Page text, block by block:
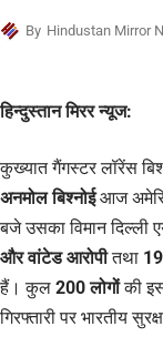
By Hindustan Mirror
हिन्दुस्तान मिरर न्यूज:
कुख्यात गैंगस्टर लॉरेंस
अनमोल बिश्नोईआज
बजे उसका विमान दिल्ली
और वांटेड आरोपीतथा
हैं। कुल 200 लोगोंकी
गिरफ्तारी पर भारतीय